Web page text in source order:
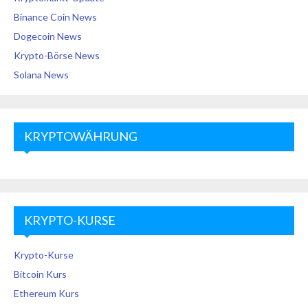
Binance Coin News
Dogecoin News
Krypto-Börse News
Solana News
KRYPTOWÄHRUNG
KRYPTO-KURSE
Krypto-Kurse
Bitcoin Kurs
Ethereum Kurs